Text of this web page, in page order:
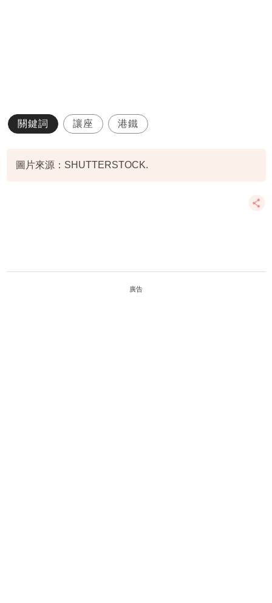
關鍵詞 讓座 港鐵
圖片來源：SHUTTERSTOCK.
廣告